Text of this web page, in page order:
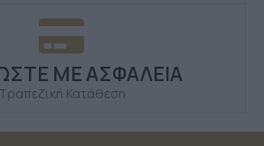
ΜΕ ΑΣΦΑΛΕΙΑ
Τραπεζική Κατάθεση